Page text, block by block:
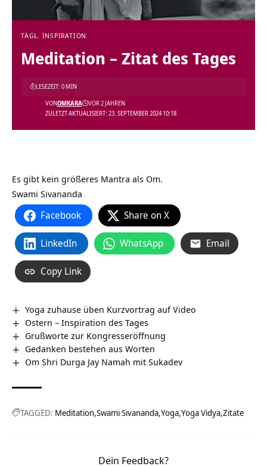
TÄGL. INSPIRATION
Meditation – Zitat des Tages
ZULETZT AKTUALISIERT: 23. SEPTEMBER 2024 10:18
VONOMKARA VOR 2 JAHREN
LESEZEIT: 0 MIN
Es gibt kein größeres Mantra als Om.
Swami Sivananda
Facebook Share on X
LinkedIn WhatsApp Email
Copy Link
Yoga zuhause üben Kurzvortrag auf Video
Ostern – Inspiration des Tages
Grußworte zur Kongresseröffnung
Gedanken bestehen aus Worten
Om Shri Durga Jay Namah mit Sukadev
TAGGED: Meditation Swami Sivananda Yoga Yoga Vidya Zitate
Dein Feedback?